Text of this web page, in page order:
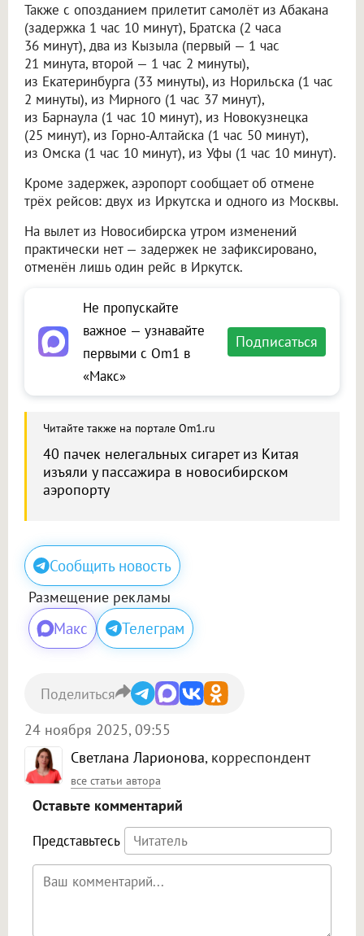
Также с опозданием прилетит самолёт из Абакана
(задержка 1 час 10 минут), Братска (2 часа
36 минут), два из Кызыла (первый — 1 час
21 минута, второй — 1 час 2 минуты),
из Екатеринбурга (33 минуты), из Норильска (1 час
2 минуты), из Мирного (1 час 37 минут),
из Барнаула (1 час 10 минут), из Новокузнецка
(25 минут), из Горно-Алтайска (1 час 50 минут),
из Омска (1 час 10 минут), из Уфы (1 час 10 минут).
Кроме задержек, аэропорт сообщает об отмене
трёх рейсов: двух из Иркутска и одного из Москвы.
На вылет из Новосибирска утром изменений
практически нет — задержек не зафиксировано,
отменён лишь один рейс в Иркутск.
Не пропускайте
важное — узнавайте
первыми с Om1 в
«Макс»
Подписаться
Читайте также на портале Om1.ru
40 пачек нелегальных сигарет из Китая
изъяли у пассажира в новосибирском
аэропорту
Сообщить новость
Размещение рекламы
Макс Телеграм
Светлана Ларионова, корреспондент
все статьи автора
24 ноября 2025, 09:55
Поделиться
Оставьте комментарий
Представьтесь